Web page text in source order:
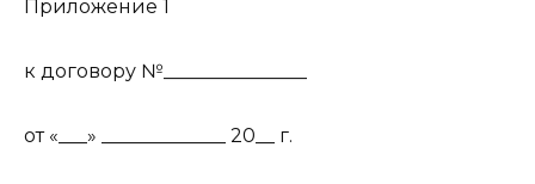
Приложение 1
к договору №_______________
от «___» _____________ 20__ г.